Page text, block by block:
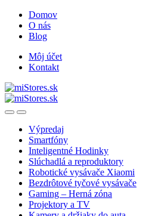
Skip
navigation
Skip
content
Domov
O nás
Blog
Môj účet
Kontakt
OpenClose
Výpredaj
Smartfóny
Inteligentné Hodinky
Slúchadlá a reproduktory
Robotické vysávače Xiaomi
Bezdrôtové tyčové vysávače
Gaming – Herná zóna
Projektory a TV